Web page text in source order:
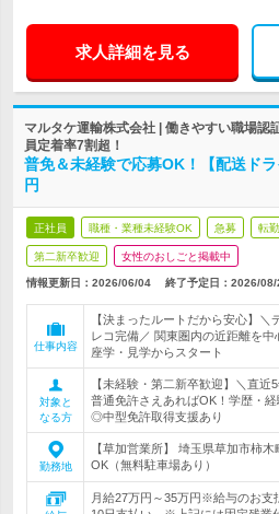
求人詳細を見る
マルタケ運輸株式会社 | 働きやすい職場認
員定着率7割超！
普免＆未経験で応募OK！【配送ド
円
正社員 職種・業種未経験OK 急募 転
第二新卒歓迎 女性のおしごと掲載中
情報更新日：2026/06/04 終了予定日： 2026/08/
仕事内容
【決まったルートだから安心】
レコ完備／ 関東圏内の近距離を
座学・見学からスタート
対象と
なる方
【未経験・第二新卒歓迎】＼直近
普通免許さえあればOK！学歴・
◎中型免許取得支援あり
勤務地
【草加営業所】 埼玉県草加市柿
OK（無料駐車場あり）
月給27万円～35万円※給与のお支